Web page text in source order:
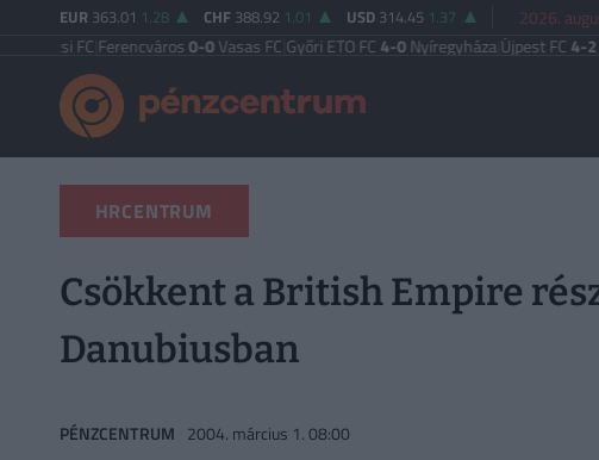
EUR 363.01 1.28 CHF 388.92 1.01 USD 314.45 1.37 2026.
Ferencváros0-0Vasas FC|Győri ETO FC4-0Nyíregyháza|Újpest FC4-2
HRCENTRUM
Csökkent a British Empire
Danubiusban
PÉNZCENTRUM 2004. március 1. 08:00